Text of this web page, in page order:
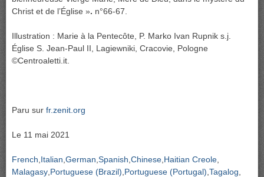
Christ et de l’Église ». n°66-67.
Illustration : Marie à la Pentecôte, P. Marko Ivan Rupnik s.j.
Église S. Jean-Paul II, Lagiewniki, Cracovie, Pologne
©Centroaletti.it.
Paru sur fr.zenit.org
Le 11 mai 2021
French Italian German Spanish Chinese Haitian Creole
Malagasy Portuguese (Brazil) Portuguese (Portugal) Tagalog